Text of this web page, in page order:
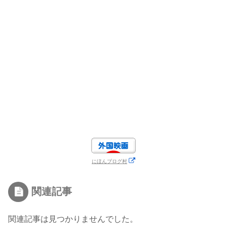
にほんブログ村
関連記事
関連記事は見つかりませんでした。